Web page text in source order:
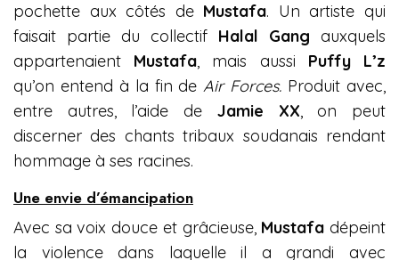
pochette aux côtés de Mustafa. Un artiste qui
faisait partie du collectif Halal Gang auxquels
appartenaient Mustafa, mais aussi Puffy L’z
qu’on entend à la fin deAir Forces. Produit avec,
entre autres, l’aide de Jamie XX, on peut
discerner des chants tribaux soudanais rendant
hommage à ses racines.
Une envie d’émancipation
Avec sa voix douce et grâcieuse, Mustafa dépeint
la violence dans laquelle il a grandi avec